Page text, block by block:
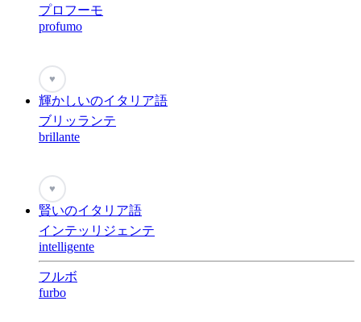
プロフーモ
profumo
♥
輝かしいのイタリア語
ブリッランテ
brillante
♥
賢いのイタリア語
インテッリジェンテ
intelligente
フルボ
furbo